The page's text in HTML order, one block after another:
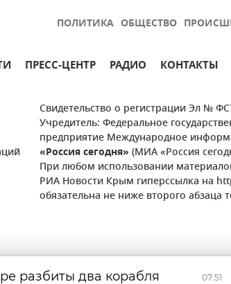
ПОЛИТИКА ОБЩЕСТВО
ПРЕСС-ЦЕНТР РАДИО КОНТАКТЫ
Свидетельство о регистрации Эл №
Учредитель: Федеральное
предприятие Международное
«Россия сегодня» (МИА «Россия
При любом использовании
РИА Новости Крым гиперссылка на
обязательна не ниже второго абзаца
разбиты два корабля 07:51